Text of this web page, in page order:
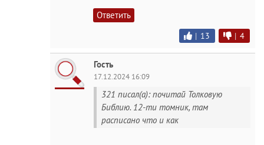
Ответить
| 13 | 4
Гость
17.12.2024 16:09
321 писал(а): почитай Толковую
Библию. 12-ти томник, там
расписано что и как